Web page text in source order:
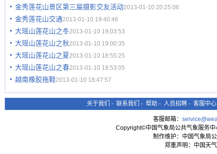
金秀莲花山景区第三届摄影交友活动2013-01-10 20:25:06
金秀莲花山交通2013-01-10 19:40:46
大瑶山莲花山之冬2013-01-10 19:03:53
大瑶山莲花山之秋2013-01-10 19:00:35
大瑶山莲花山之夏2013-01-10 18:55:25
大瑶山莲花山之春2013-01-10 18:53:05
越南橡胶拖鞋2013-01-10 18:47:57
关于我们 - 联系我们 - 帮助 - 人员招聘 - 客服中心
客服邮箱：
Copyright©中国气象局公共气象服务
制作维护：中国气象局
郑重声明：中国天